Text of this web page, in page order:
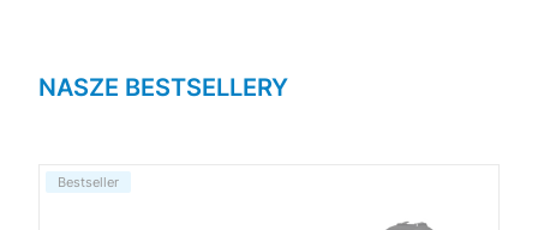
NASZE BESTSELLERY
Bestseller